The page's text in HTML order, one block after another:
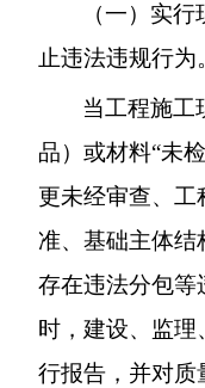
（一）实
止违法违规行为
当工程施工
品）或材料“未
更未经审查、
准、基础主体结
存在违法分包等
时，建设、监
行报告，并对质